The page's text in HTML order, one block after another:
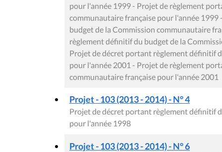
pour l'année 1999 - Projet de règlement
communautaire française pour l'année
budget de la Commission communautaire
règlement définitif du budget de la
Projet de décret portant règlement définitif
pour l'année 2001 - Projet de règlement
communautaire française pour l'année 2001
Projet - 103 (2013 - 2014) - N° 4
Projet de décret portant règlement définitif
pour l'année 1998
Projet - 103 (2013 - 2014) - N° 6